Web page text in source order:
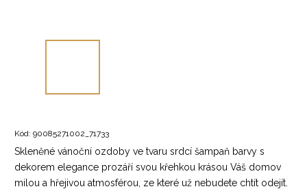
Kód: 90085271002_71733
Skleněné vánoční ozdoby ve tvaru srdcí šampaň barvy s
dekorem elegance prozáří svou křehkou krásou Váš domov
milou a hřejivou atmosférou, ze které už nebudete chtít odejít.